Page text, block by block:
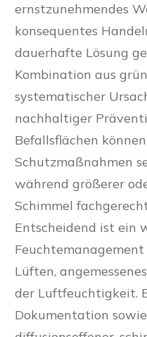
ernstzunehmendes
konsequentes
dauerhafte Lösung
Kombination aus
systematischer
nachhaltiger
Befallsflächen
Schutzmaßnahmen
während größerer
Schimmel
Entscheidend ist ein
Lüften,
der Luftfeuchtigkeit.
Dokumentation